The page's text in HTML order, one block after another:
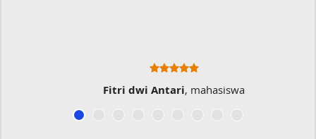
Fitri dwi Antari, mahasiswa